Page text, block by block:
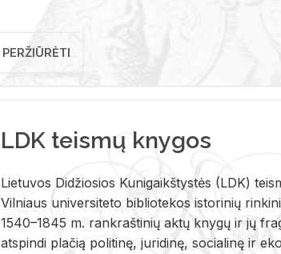
PERŽIŪRĖTI
LDK teismų knygos
Lie­tu­vos Di­džio­sios Ku­ni­gaikš­tys­tės (LDK)
Vil­niaus uni­ver­si­te­to bi­b­lio­te­kos is­to­ri­nių
1540–1845 m. rank­raš­ti­nių aktų kny­gų ir jų
at­spin­di pla­čią po­li­ti­nę, ju­ri­di­nę, so­cia­li­nę ir